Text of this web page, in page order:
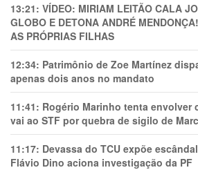
13:21: VÍDEO: MIRIAM LEITÃO CALA
GLOBO E DETONA ANDRÉ
AS PRÓPRIAS FILHAS
12:34: Patrimônio de Zoe Martínez
apenas dois anos no mandato
11:41: Rogério Marinho tenta envolver
vai ao STF por quebra de sigilo de
11:17: Devassa do TCU expõe
Flávio Dino aciona investigação da PF